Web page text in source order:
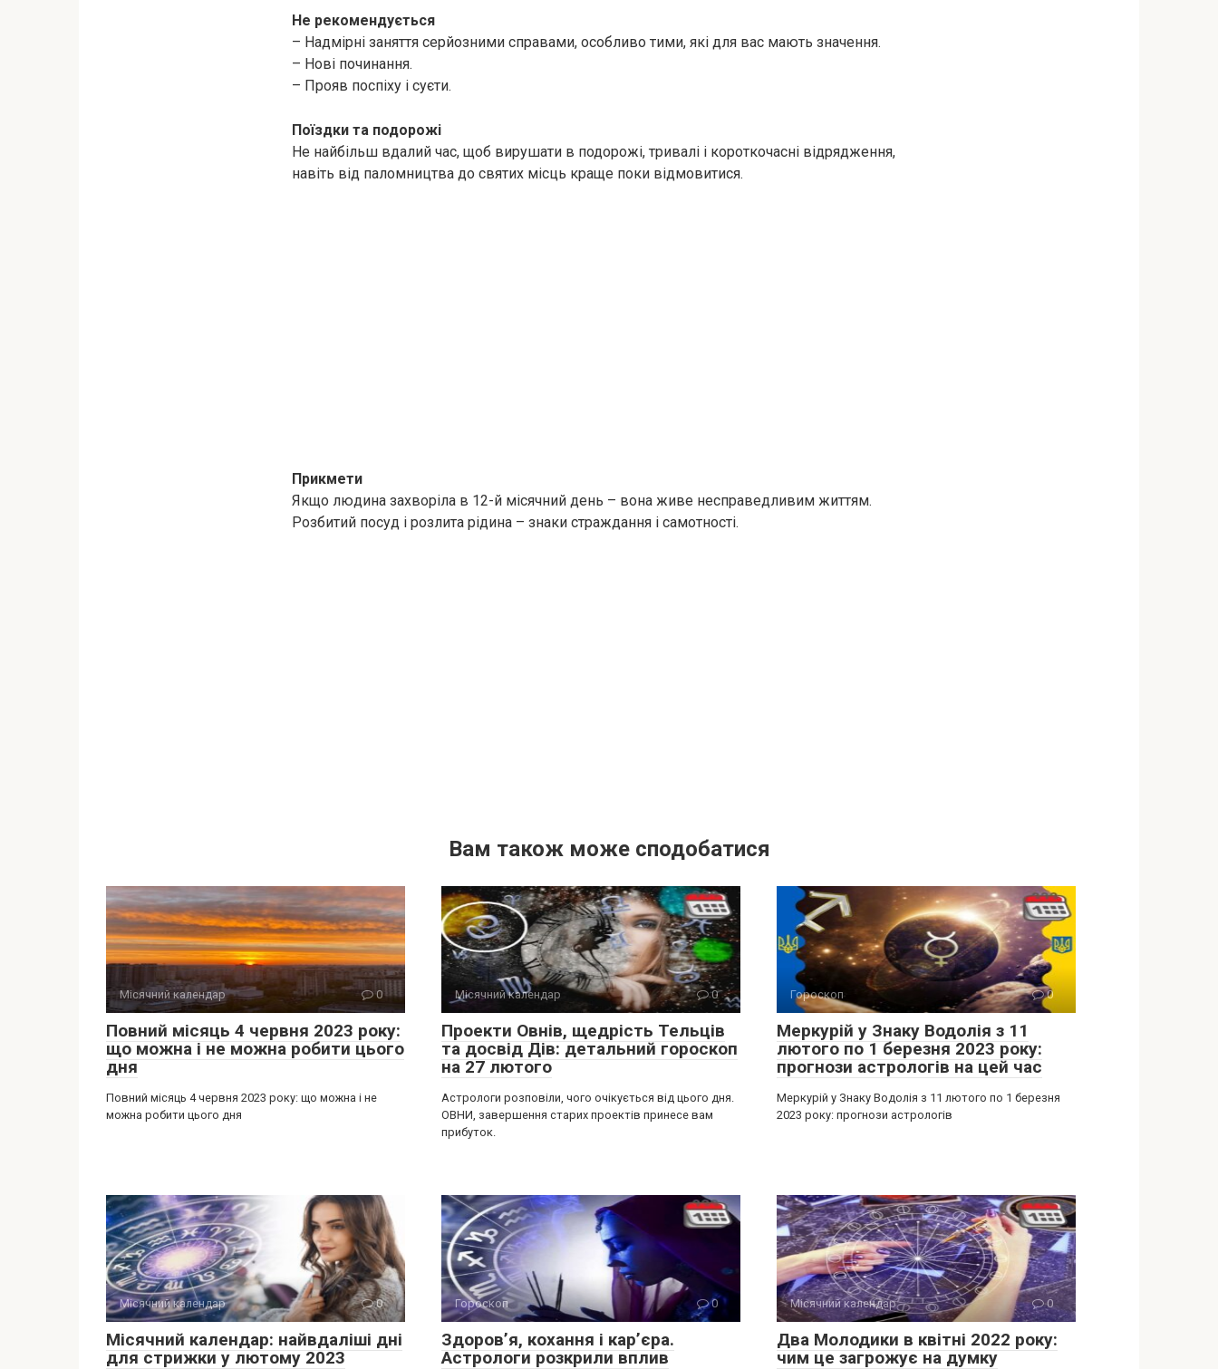
Не рекомендується
– Надмірні заняття серйозними справами, особливо тими, які для вас мають значення.
– Нові починання.
– Прояв поспіху і суєти.
Поїздки та подорожі
Не найбільш вдалий час, щоб вирушати в подорожі, тривалі і короткочасні відрядження,
навіть від паломництва до святих місць краще поки відмовитися.
Прикмети
Якщо людина захворіла в 12-й місячний день – вона живе несправедливим ​​життям.
Розбитий посуд і розлита рідина – знаки страждання і самотності.
Вам також може сподобатися
Місячний календар 0
Повний місяць 4 червня 2023 року:
що можна і не можна робити цього
дня
Повний місяць 4 червня 2023 року: що можна і не
можна робити цього дня
Місячний календар 0
Проекти Овнів, щедрість Тельців
та досвід Дів: детальний гороскоп
на 27 лютого
Астрологи розповіли, чого очікується від цього дня.
ОВНИ, завершення старих проектів принесе вам
прибуток.
Гороскоп 0
Меркурій у Знаку Водолія з 11
лютого по 1 березня 2023 року:
прогнози астрологів на цей час
Меркурій у Знаку Водолія з 11 лютого по 1 березня
2023 року: прогнози астрологів
Місячний календар 0
Місячний календар: найвдаліші дні
для стрижки у лютому 2023
Гороскоп 0
Здоров’я, кохання і кар’єра.
Астрологи розкрили вплив
Місячний календар 0
Два Молодики в квітні 2022 року:
чим це загрожує на думку